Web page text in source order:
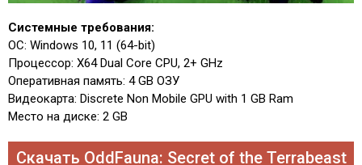
Системные требования:
ОС: Windows 10, 11 (64-bit)
Процессор: X64 Dual Core CPU, 2+ GHz
Оперативная память: 4 GB ОЗУ
Видеокарта: Discrete Non Mobile GPU with 1 GB Ram
Место на диске: 2 GB
Скачать OddFauna: Secret of the Terrabeast